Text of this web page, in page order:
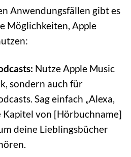
Anwendungsfällen gibt es
Möglichkeiten, Apple
Nutze Apple Music
sondern auch für
Sag einfach „Alexa,
Kapitel von [Hörbuchname]
deine Lieblingsbücher